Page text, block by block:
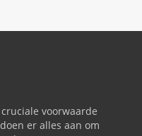
voorwaarde
er alles aan om